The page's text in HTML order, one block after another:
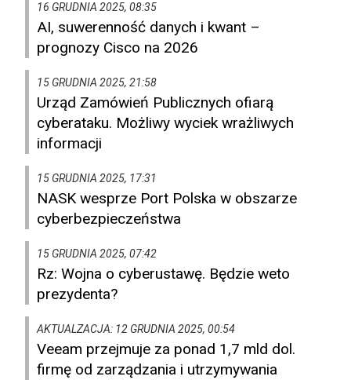
16 GRUDNIA 2025, 08:35
AI, suwerenność danych i kwant –
prognozy Cisco na 2026
15 GRUDNIA 2025, 21:58
Urząd Zamówień Publicznych ofiarą
cyberataku. Możliwy wyciek wrażliwych
informacji
15 GRUDNIA 2025, 17:31
NASK wesprze Port Polska w obszarze
cyberbezpieczeństwa
15 GRUDNIA 2025, 07:42
Rz: Wojna o cyberustawę. Będzie weto
prezydenta?
AKTUALZACJA: 12 GRUDNIA 2025, 00:54
Veeam przejmuje za ponad 1,7 mld dol.
firmę od zarządzania i utrzymywania